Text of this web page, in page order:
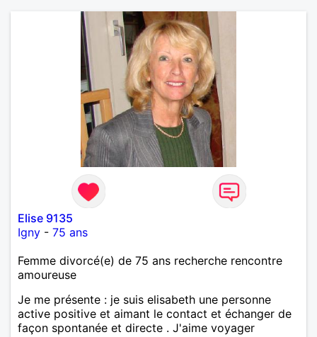
Elise 9135
Igny - 75 ans
Femme divorcé(e) de 75 ans recherche rencontre
amoureuse
Je me présente : je suis elisabeth une personne
active positive et aimant le contact et échanger de
façon spontanée et directe . J'aime voyager